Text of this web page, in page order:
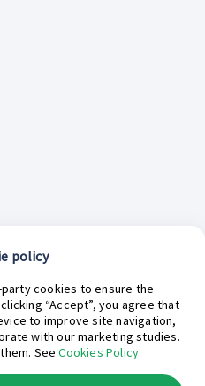
¿En qué podemos ayudarte hoy?
policy
cookies to ensure the
“Accept”, you agree that
to improve site navigation,
with our marketing studies.
SeeCookies Policy